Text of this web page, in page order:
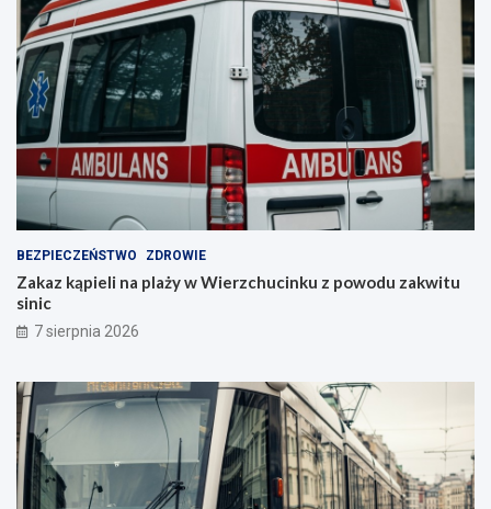
BEZPIECZEŃSTWO ZDROWIE
Zakaz kąpieli na plaży w Wierzchucinku z powodu zakwitu
sinic
7 sierpnia 2026